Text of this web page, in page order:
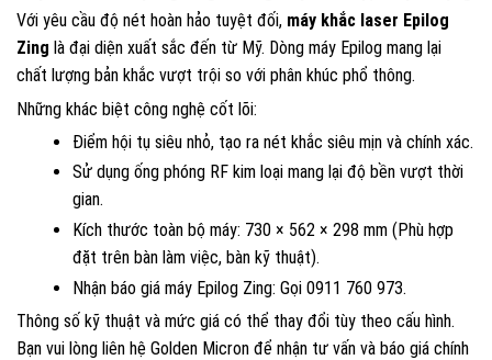
Với yêu cầu độ nét hoàn hảo tuyệt đối, máy khắc laser Epilog
Zing là đại diện xuất sắc đến từ Mỹ. Dòng máy Epilog mang lại
chất lượng bản khắc vượt trội so với phân khúc phổ thông.
Những khác biệt công nghệ cốt lõi:
Điểm hội tụ siêu nhỏ, tạo ra nét khắc siêu mịn và chính xác.
Sử dụng ống phóng RF kim loại mang lại độ bền vượt thời
gian.
Kích thước toàn bộ máy: 730 × 562 × 298 mm (Phù hợp
đặt trên bàn làm việc, bàn kỹ thuật).
Nhận báo giá máy Epilog Zing: Gọi 0911 760 973.
Thông số kỹ thuật và mức giá có thể thay đổi tùy theo cấu hình.
Bạn vui lòng liên hệ Golden Micron để nhận tư vấn và báo giá chính